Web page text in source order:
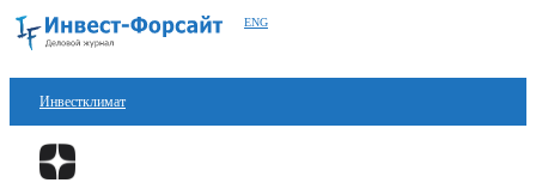
ENG
Инвестклимат
Финансы